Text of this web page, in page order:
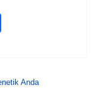
Anda